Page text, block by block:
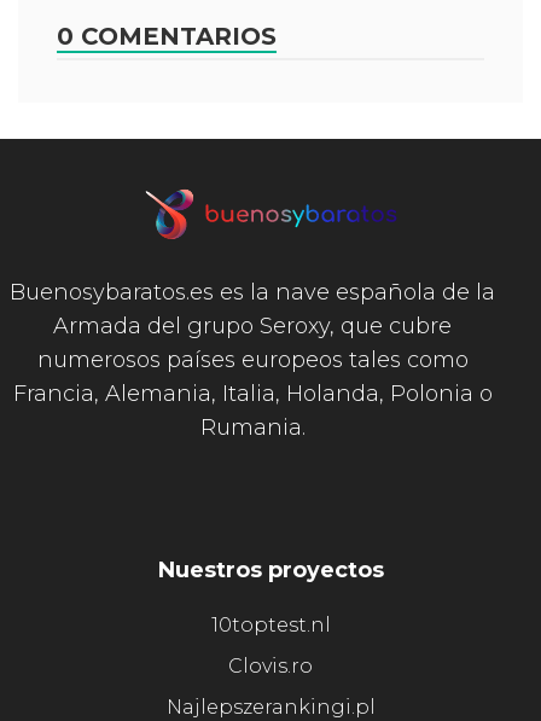
0 COMENTARIOS
Buenosybaratos.es es la nave española de la
Armada del grupo Seroxy, que cubre
numerosos países europeos tales como
Francia, Alemania, Italia, Holanda, Polonia o
Rumania.
Nuestros proyectos
10toptest.nl
Clovis.ro
Najlepszerankingi.pl